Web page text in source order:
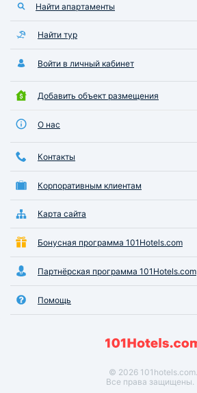
Найти апартаменты
Найти тур
Войти в личный кабинет
Добавить объект размещения
О нас
Контакты
Корпоративным клиентам
Карта сайта
Бонусная программа 101Hotels.com
Партнёрская программа 101Hotels.com
Помощь
© 2026 101hotels.com.
Все права защищены.